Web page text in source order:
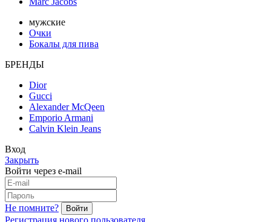
мужские
Очки
Бокалы для пива
БРЕНДЫ
Dior
Gucci
Alexander McQeen
Emporio Armani
Calvin Klein Jeans
Вход
Закрыть
Войти через e-mail
Не помните?